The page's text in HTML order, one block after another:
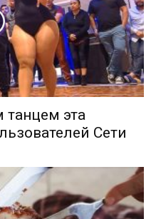
эта
Сети